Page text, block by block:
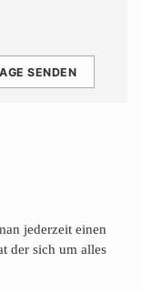
SENDEN
jederzeit einen
der sich um alles